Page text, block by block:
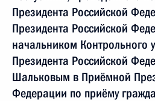
Президента Российской
Президента Российской
начальником Контрольного
Президента Российской
Шальковым в Приёмной
Федерации по приёму